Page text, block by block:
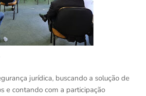
jurídica, buscando a solução de
e contando com a participação